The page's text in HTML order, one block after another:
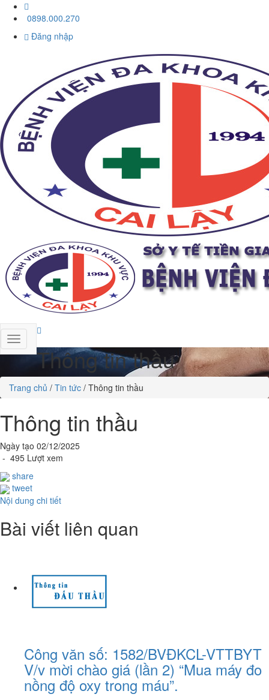
0898.000.270
Đăng nhập
Thông tin thầu
Trang chủ / Tin tức / Thông tin thầu
Thông tin thầu
Ngày tạo 02/12/2025
- 495 Lượt xem
share
tweet
Nội dung chi tiết
Bài viết liên quan
Công văn số: 1582/BVĐKCL-VTTBYT
V/v mời chào giá (lần 2) “Mua máy đo
nồng độ oxy trong máu”.